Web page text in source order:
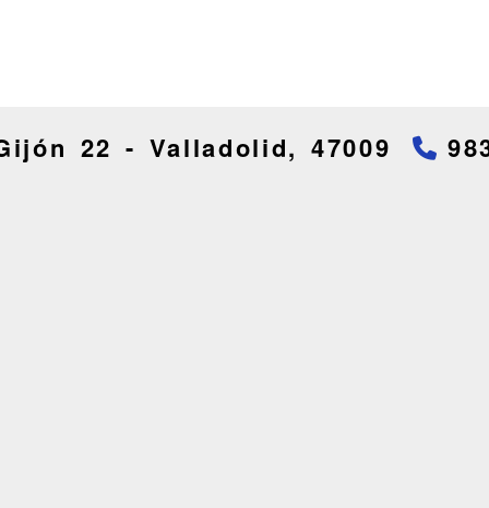
22 - Valladolid,47009